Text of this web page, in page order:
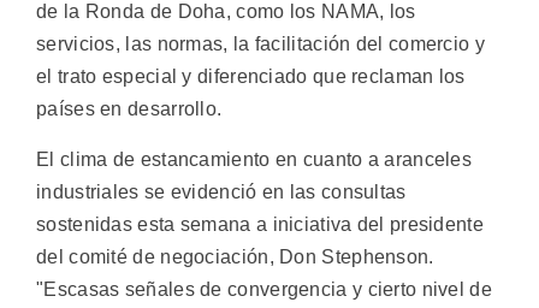
de la Ronda de Doha, como los NAMA, los
servicios, las normas, la facilitación del comercio y
el trato especial y diferenciado que reclaman los
países en desarrollo.
El clima de estancamiento en cuanto a aranceles
industriales se evidenció en las consultas
sostenidas esta semana a iniciativa del presidente
del comité de negociación, Don Stephenson.
"Escasas señales de convergencia y cierto nivel de